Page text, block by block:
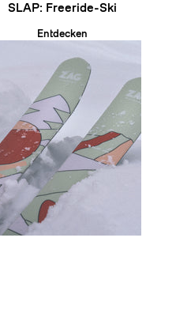
SLAP: Freeride-Ski
Entdecken